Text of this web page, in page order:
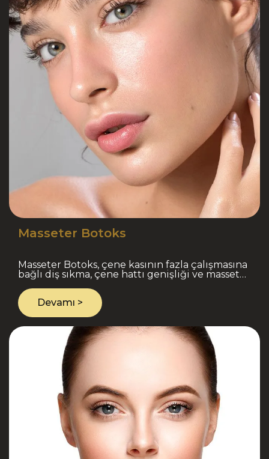
Masseter Botoks
Masseter Botoks, çene kasının fazla çalışmasına
bağlı diş sıkma, çene hattı genişliği ve masseter
bir..
Devamı >